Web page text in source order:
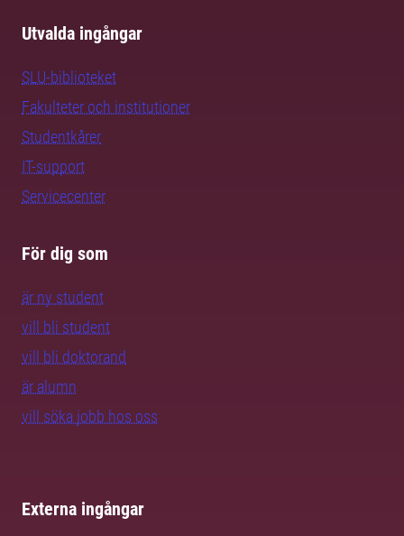
Utvalda ingångar
SLU-biblioteket
Fakulteter och institutioner
Studentkårer
IT-support
Servicecenter
För dig som
är ny student
vill bli student
vill bli doktorand
är alumn
vill söka jobb hos oss
Externa ingångar